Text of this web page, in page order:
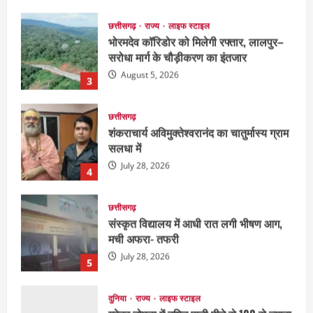
3
छत्तीसगढ़ राज्य लाइफ स्टाइल
भोरमदेव कॉरिडोर को मिलेगी रफ्तार, लालपुर–
सरोधा मार्ग के चौड़ीकरण का इंतजार
August 5, 2026
4
छत्तीसगढ़
शंकराचार्य अविमुक्तेश्वरानंद का चातुर्मास्य ग्राम
सलधा में
July 28, 2026
5
छत्तीसगढ़
संस्कृत विद्यालय में आधी रात लगी भीषण आग,
मची अफरा- तफरी
July 28, 2026
दुनिया राज्य लाइफ स्टाइल